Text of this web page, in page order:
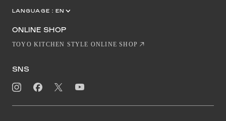
LANGUAGE : EN
ONLINE SHOP
TOYO KITCHEN STYLE ONLINE SHOP
SNS